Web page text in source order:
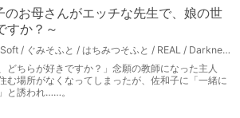
のお母さんがエッチな先生で、娘の世
すか？～
インターハート / Candy Soft / ぐみそふと / はちみつそふと / REAL / DarknessPot / 娘。 / しばそふと / DESSERT Soft / カカオ / ういろうそふと / ましゅまろそふと
どちらが好きですか？」念願の教師になった主人
む場所がなくなってしまったが、佐和子に「一緒に
と誘われ……。